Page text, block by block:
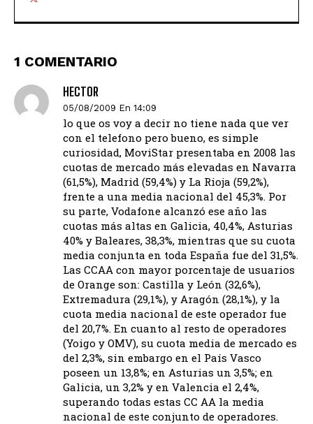
1 COMENTARIO
HECTOR
05/08/2009 En 14:09
lo que os voy a decir no tiene nada que ver
con el telefono pero bueno, es simple
curiosidad, MoviStar presentaba en 2008 las
cuotas de mercado más elevadas en Navarra
(61,5%), Madrid (59,4%) y La Rioja (59,2%),
frente a una media nacional del 45,3%. Por
su parte, Vodafone alcanzó ese año las
cuotas más altas en Galicia, 40,4%, Asturias
40% y Baleares, 38,3%, mientras que su cuota
media conjunta en toda España fue del 31,5%.
Las CCAA con mayor porcentaje de usuarios
de Orange son: Castilla y León (32,6%),
Extremadura (29,1%), y Aragón (28,1%), y la
cuota media nacional de este operador fue
del 20,7%. En cuanto al resto de operadores
(Yoigo y OMV), su cuota media de mercado es
del 2,3%, sin embargo en el País Vasco
poseen un 13,8%; en Asturias un 3,5%; en
Galicia, un 3,2% y en Valencia el 2,4%,
superando todas estas CC AA la media
nacional de este conjunto de operadores.